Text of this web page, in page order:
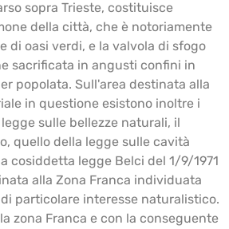
sopra Trieste, costituisce
della città, che è notoriamente
di oasi verdi, e la valvola di sfogo
sacrificata in angusti confini in
popolata. Sull'area destinata alla
in questione esistono inoltre i
sulle bellezze naturali, il
quello della legge sulle cavità
cosiddetta legge Belci del 1/9/1971
alla Zona Franca individuata
particolare interesse naturalistico.
zona Franca e con la conseguente